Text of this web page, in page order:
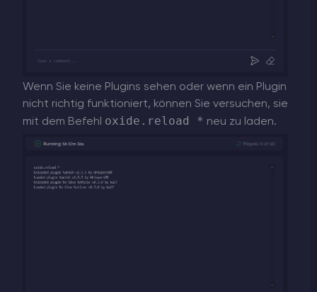
Wenn Sie keine Plugins sehen oder wenn ein Plugin
nicht richtig funktioniert, können Sie versuchen, sie
mit dem Befehl oxide.reload * neu zu laden.